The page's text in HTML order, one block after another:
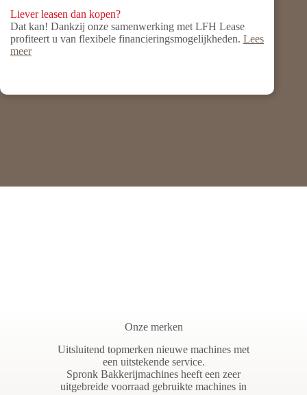
Liever leasen dan kopen?
Dat kan! Dankzij onze samenwerking met LFH Lease
profiteert u van flexibele financieringsmogelijkheden. Lees
meer
Onze merken
Uitsluitend topmerken nieuwe machines met
een uitstekende service.
Spronk Bakkerijmachines heeft een zeer
uitgebreide voorraad gebruikte machines in